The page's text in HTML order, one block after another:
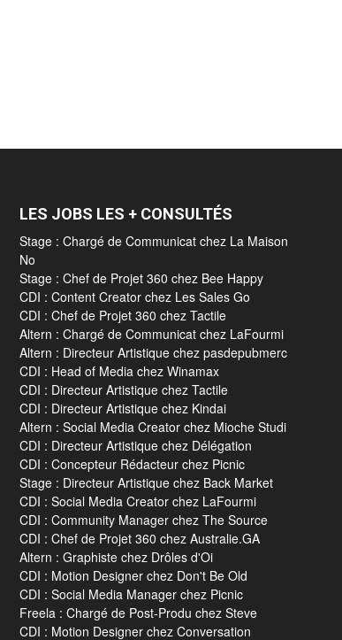
LES JOBS LES + CONSULTÉS
Stage : Chargé de Communicat chez La Maison
No
Stage : Chef de Projet 360 chez Bee Happy
CDI : Content Creator chez Les Sales Go
CDI : Chef de Projet 360 chez Tactile
Altern : Chargé de Communicat chez LaFourmi
Altern : Directeur Artistique chez pasdepubmerc
CDI : Head of Media chez Winamax
CDI : Directeur Artistique chez Tactile
CDI : Directeur Artistique chez Kindai
Altern : Social Media Creator chez Mioche Studi
CDI : Directeur Artistique chez Délégation
CDI : Concepteur Rédacteur chez Picnic
Stage : Directeur Artistique chez Back Market
CDI : Social Media Creator chez LaFourmi
CDI : Community Manager chez The Source
CDI : Chef de Projet 360 chez Australie.GA
Altern : Graphiste chez Drôles d'Oi
CDI : Motion Designer chez Don't Be Old
CDI : Social Media Manager chez Picnic
Freela : Chargé de Post-Produ chez Steve
CDI : Motion Designer chez Conversation